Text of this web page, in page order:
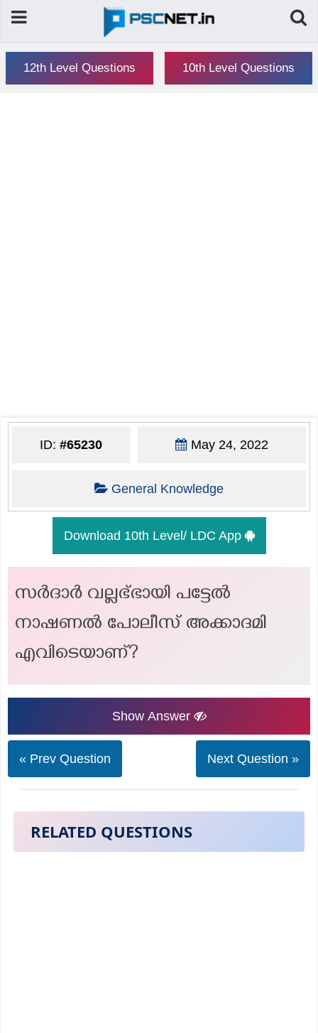
12th Level Questions 10th Level Questions
ID:#65230 May 24, 2022
General Knowledge
Download 10th Level/ LDC App
സർദാർ വല്ലഭ്ഭായി പട്ടേൽ
നാഷണൽ പോലീസ് അക്കാദമി
എവിടെയാണ്?
Show Answer
« Prev Question Next Question »
RELATED QUESTIONS